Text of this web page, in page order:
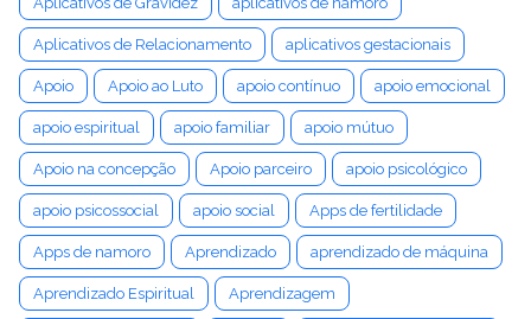
Aplicativos de Relacionamento aplicativos gestacionais
Apoio Apoio ao Luto apoio contínuo apoio emocional
apoio espiritual apoio familiar apoio mútuo
Apoio na concepção Apoio parceiro apoio psicológico
apoio psicossocial apoio social Apps de fertilidade
Apps de namoro Aprendizado aprendizado de máquina
Aprendizado Espiritual Aprendizagem